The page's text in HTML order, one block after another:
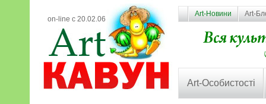
on-line с 20.02.06
Art-Новини Art-
Art-Особистості